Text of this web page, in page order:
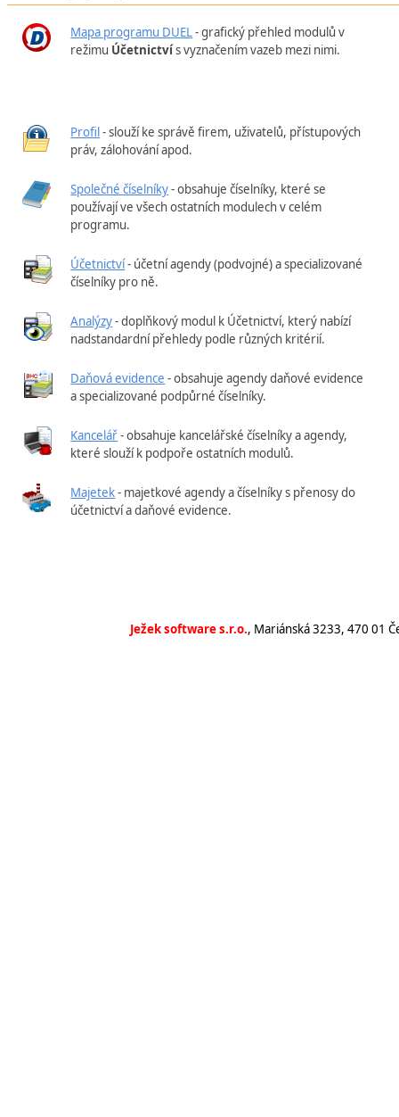
Mapa programu DUEL- grafický přehled modulů v
režimu Účetnictvís vyznačením vazeb mezi nimi.
Profil - slouží ke správě firem, uživatelů, přístupových
práv, zálohování apod.
Společné číselníky- obsahuje číselníky, které se
používají ve všech ostatních modulech v celém
programu.
Účetnictví- účetní agendy (podvojné) a specializované
číselníky pro ně.
Analýzy- doplňkový modul k Účetnictví, který nabízí
nadstandardní přehledy podle různých kritérií.
Daňová evidence - obsahuje agendy daňové evidence
a specializované podpůrné číselníky.
Kancelář- obsahuje kancelářské číselníky a agendy,
které slouží k podpoře ostatních modulů.
Majetek- majetkové agendy a číselníky s přenosy do
účetnictví a daňové evidence.
Ježek software s.r.o., Mariánská 3233, 470 01